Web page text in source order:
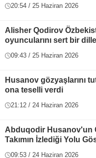
20:54 / 25 Haziran 2026
Alisher Qodirov
oyuncularını sert bir
09:43 / 25 Haziran 2026
Husanov gözyaşlarını
ona teselli verdi
21:12 / 24 Haziran 2026
Abduqodir Husanov'un
Takımın İzlediği Yolu
09:53 / 24 Haziran 2026